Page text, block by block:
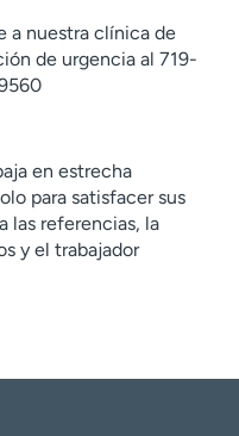
a nuestra clínica de
de urgencia al 719-
en estrecha
para satisfacer sus
las referencias, la
y el trabajador